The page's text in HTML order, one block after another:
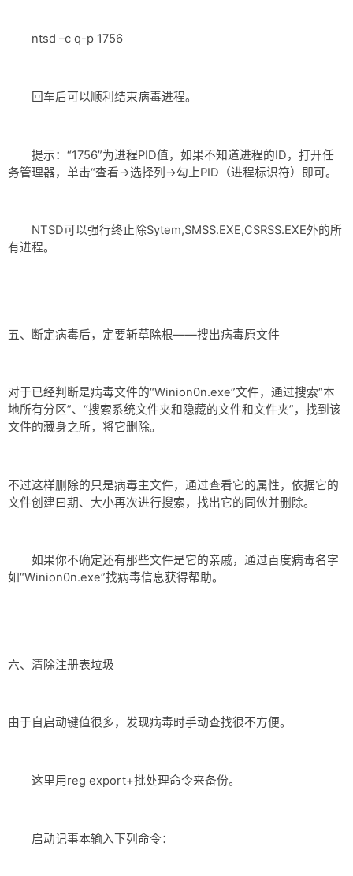
ntsd –c q-p 1756
回车后可以顺利结束病毒进程。
提示：“1756”为进程PID值，如果不知道进程的ID，打开任
务管理器，单击“查看→选择列→勾上PID（进程标识符）即可。
NTSD可以强行终止除Sytem,SMSS.EXE,CSRSS.EXE外的所
有进程。
五、断定病毒后，定要斩草除根——搜出病毒原文件
对于已经判断是病毒文件的“Winion0n.exe”文件，通过搜索“本
地所有分区”、“搜索系统文件夹和隐藏的文件和文件夹”，找到该
文件的藏身之所，将它删除。
不过这样删除的只是病毒主文件，通过查看它的属性，依据它的
文件创建曰期、大小再次进行搜索，找出它的同伙并删除。
如果你不确定还有那些文件是它的亲戚，通过百度病毒名字
如“Winion0n.exe”找病毒信息获得帮助。
六、清除注册表垃圾
由于自启动键值很多，发现病毒时手动查找很不方便。
这里用reg export+批处理命令来备份。
启动记事本输入下列命令：